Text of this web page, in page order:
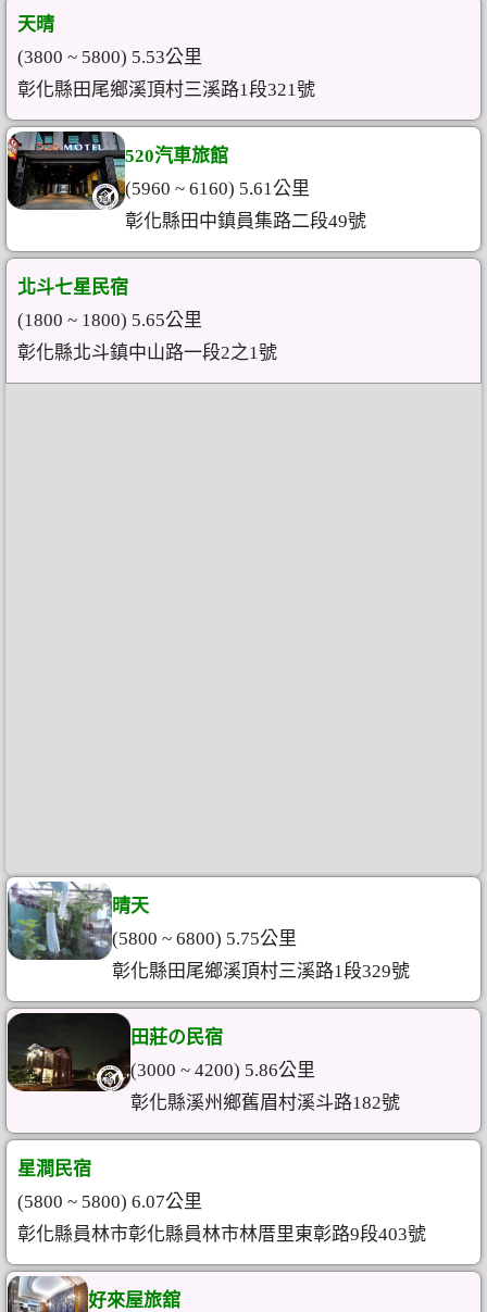
天晴
(3800 ~ 5800) 5.53公里
彰化縣田尾鄉溪頂村三溪路1段321號
520汽車旅館
(5960 ~ 6160) 5.61公里
彰化縣田中鎮員集路二段49號
北斗七星民宿
(1800 ~ 1800) 5.65公里
彰化縣北斗鎮中山路一段2之1號
晴天
(5800 ~ 6800) 5.75公里
彰化縣田尾鄉溪頂村三溪路1段329號
田莊の民宿
(3000 ~ 4200) 5.86公里
彰化縣溪州鄉舊眉村溪斗路182號
星澗民宿
(5800 ~ 5800) 6.07公里
彰化縣員林市彰化縣員林市林厝里東彰路9段403號
好來屋旅舘